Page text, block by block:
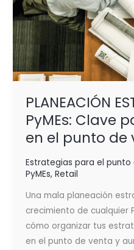
PLANEACIÓN
PyMEs: Clave
en el punto de
Estrategias para el
PyMEs, Retail
Una mala planeación
crecimiento de cualquier
cómo organizar tus
en el punto de venta y
de
venta